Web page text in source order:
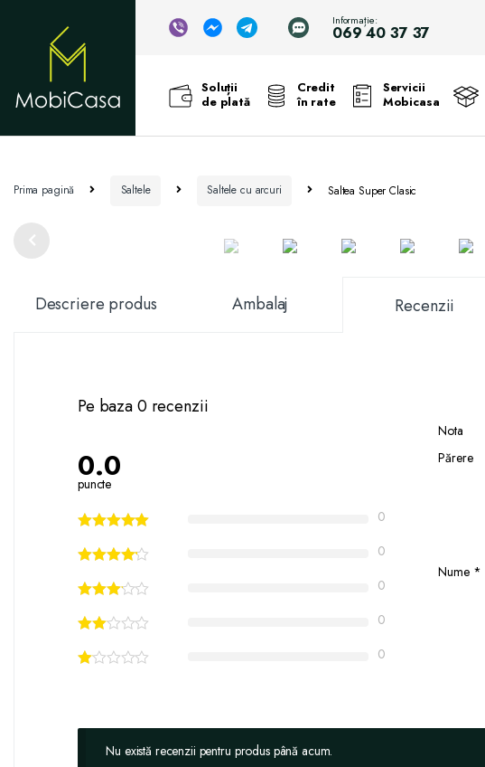
Informație:
069 40 37 37
Soluții
de plată
Credit
în rate
Servicii
Mobicasa
Prima pagină Saltele Saltele cu arcuri Saltea Super Clasic
Descriere produs Ambalaj Recenzii
Pe baza 0 recenzii
0.0
puncte
0
0
0
0
0
Nota
Părere
Nume *
Nu există recenzii pentru produs până acum.